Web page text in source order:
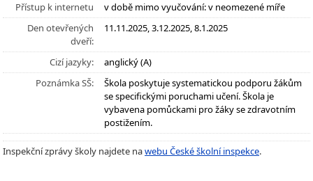
Přístup k internetu
v době mimo vyučování: v neomezené míře
Den otevřených
dveří:
11.11.2025, 3.12.2025, 8.1.2025
Cizí jazyky:
anglický (A)
Poznámka SŠ:
Škola poskytuje systematickou podporu žákům
se specifickými poruchami učení. Škola je
vybavena pomůckami pro žáky se zdravotním
postižením.
Inspekční zprávy školy najdete nawebu České školní inspekce.